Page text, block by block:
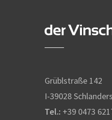
Grüblstraße 142
I-39028
Tel.: +39 0473